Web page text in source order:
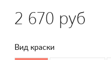
2 670 руб
Вид краски